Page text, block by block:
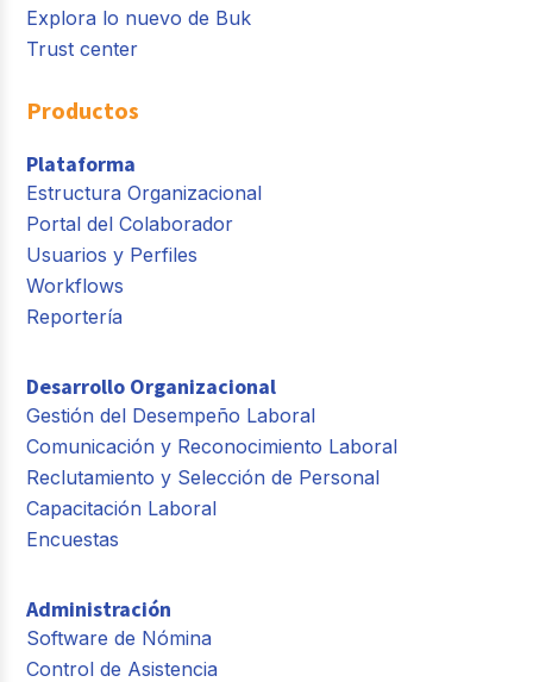
Explora lo nuevo de Buk
Trust center
Productos
Plataforma
Estructura Organizacional
Portal del Colaborador
Usuarios y Perfiles
Workflows
Reportería
Desarrollo Organizacional
Gestión del Desempeño Laboral
Comunicación y Reconocimiento Laboral
Reclutamiento y Selección de Personal
Capacitación Laboral
Encuestas
Administración
Software de Nómina
Control de Asistencia